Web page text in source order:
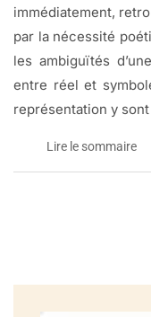
immédiatement,
par la nécessité
les ambiguïtés
entre réel et
représentation y
Lire le sommaire
LES IDENTITéS